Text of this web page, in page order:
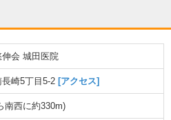
会 城田医院
崎5丁目5-2 [アクセス]
南西に約330m)